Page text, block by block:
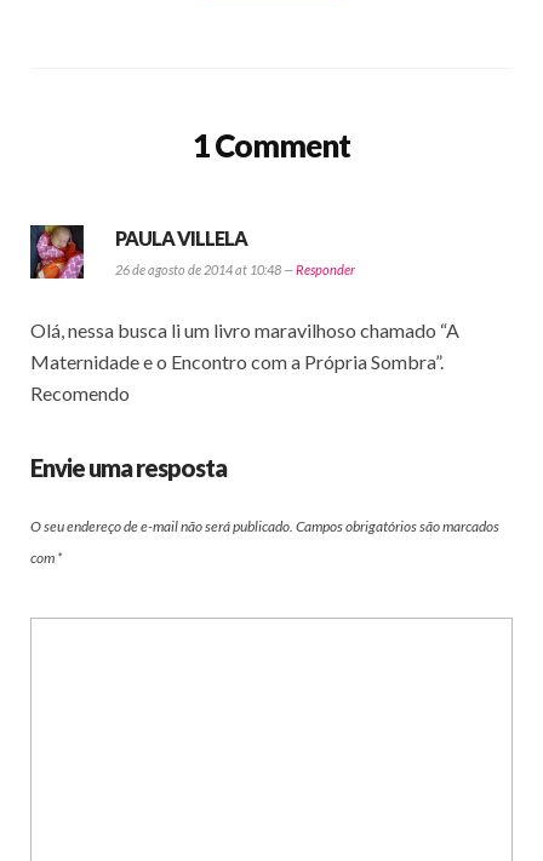
1 Comment
PAULA VILLELA
26 de agosto de 2014 at 10:48 —Responder
Olá, nessa busca li um livro maravilhoso chamado “A
Maternidade e o Encontro com a Própria Sombra”.
Recomendo
Envie uma resposta
O seu endereço de e-mail não será publicado. Campos obrigatórios são marcados
com *